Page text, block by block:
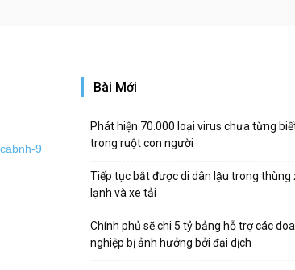
Bài Mới
Phát hiện 70.000 loại virus chưa từng
trong ruột con người
Tiếp tục bắt được di dân lậu trong thùng
lạnh và xe tải
Chính phủ sẽ chi 5 tỷ bảng hỗ trợ các
nghiệp bị ảnh hưởng bởi đại dịch